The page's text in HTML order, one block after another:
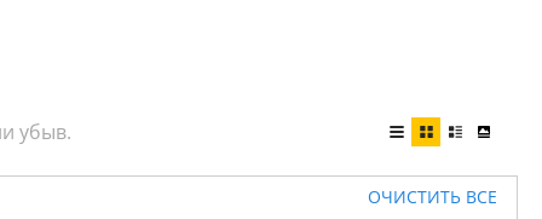
ОЧИСТИТЬ ВСЕ